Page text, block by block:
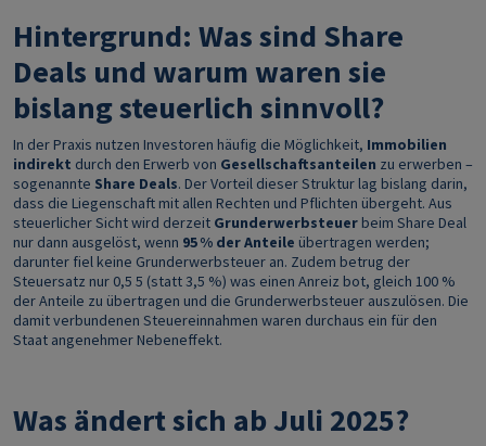
Hintergrund: Was sind Share
Deals und warum waren sie
bislang steuerlich sinnvoll?
In der Praxis nutzen Investoren häufig die Möglichkeit, Immobilien
indirekt durch den Erwerb von Gesellschaftsanteilen zu erwerben –
sogenannte Share Deals. Der Vorteil dieser Struktur lag bislang darin,
dass die Liegenschaft mit allen Rechten und Pflichten übergeht. Aus
steuerlicher Sicht wird derzeit Grunderwerbsteuer beim Share Deal
nur dann ausgelöst, wenn 95 % der Anteile übertragen werden;
darunter fiel keine Grunderwerbsteuer an. Zudem betrug der
Steuersatz nur 0,5 5 (statt 3,5 %) was einen Anreiz bot, gleich 100 %
der Anteile zu übertragen und die Grunderwerbsteuer auszulösen. Die
damit verbundenen Steuereinnahmen waren durchaus ein für den
Staat angenehmer Nebeneffekt.
Was ändert sich ab Juli 2025?